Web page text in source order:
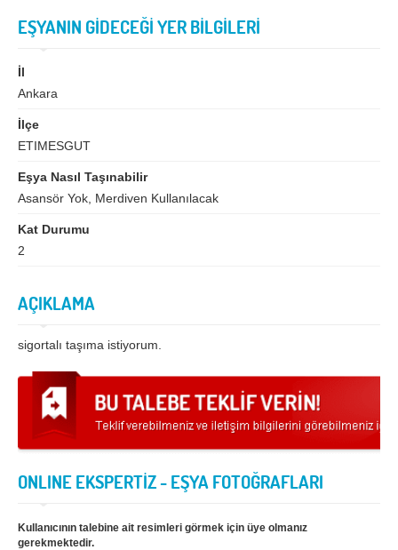
Kilis Kocaeli
Malatya
Mardin
Nevşehir Niğde
Ordu
Samsun
Tekirdağ Tokat
Trabzon Tunceli
Zonguldak
EŞYANIN GİDECEĞİ YER BİLGİLERİ
İl
Ankara
İlçe
ETIMESGUT
Eşya Nasıl Taşınabilir
Asansör Yok, Merdiven Kullanılacak
Kat Durumu
2
AÇIKLAMA
sigortalı taşıma istiyorum.
ONLINE EKSPERTİZ - EŞYA FOTOĞRAFLARI
Kullanıcının talebine ait resimleri görmek için üye olmanız
gerekmektedir.